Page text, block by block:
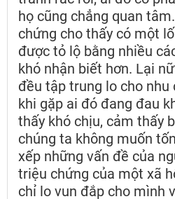
họ cũng chẳng quan
chứng cho thấy có một
được tỏ lộ bằng nhiều
khó nhận biết hơn. Lại
đều tập trung lo cho nhu
khi gặp ai đó đang đau
thấy khó chịu, cảm thấy
chúng ta không muốn
xếp những vấn đề của
triệu chứng của một xã
chỉ lo vun đắp cho mình